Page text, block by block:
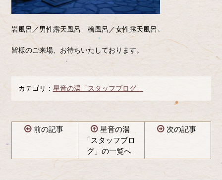
岩風呂／男性露天風呂 檜風呂／女性露天風呂
皆様のご来場、お待ちいたしております。
カテゴリ： 星音の湯「スタッフブログ」
前の記事
星音の湯
「スタッフブロ
グ」の一覧へ
次の記事